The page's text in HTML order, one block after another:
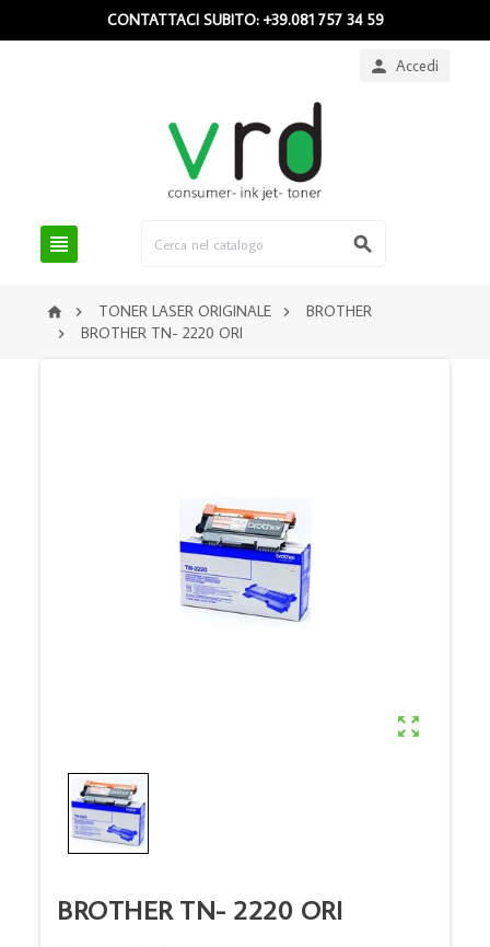
CONTATTACI SUBITO: +39.081 757 34 59
 Accedi
 
  TONER LASER ORIGINALE  BROTHER
 BROTHER TN- 2220 ORI

BROTHER TN- 2220 ORI